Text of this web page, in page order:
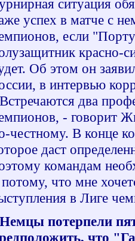
ситуация
успех в матче с
если
красно-
Об этом он
в интервью
два
- говорит
честному. В конце
даст
командам
что мне
в Лиге
потерпели
что